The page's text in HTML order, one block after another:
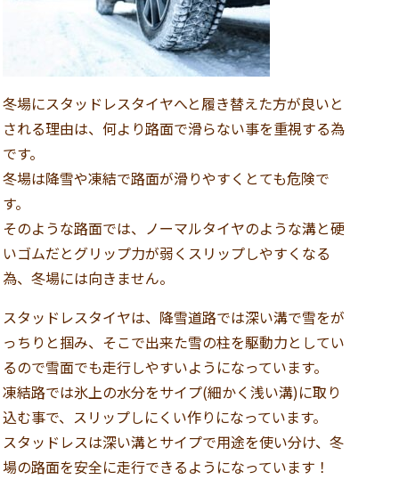
冬場にスタッドレスタイヤへと履き替えた方が良いと
される理由は、何より路面で滑らない事を重視する為
です。
冬場は降雪や凍結で路面が滑りやすくとても危険で
す。
そのような路面では、ノーマルタイヤのような溝と硬
いゴムだとグリップ力が弱くスリップしやすくなる
為、冬場には向きません。
スタッドレスタイヤは、降雪道路では深い溝で雪をが
っちりと掴み、そこで出来た雪の柱を駆動力としてい
るので雪面でも走行しやすいようになっています。
凍結路では氷上の水分をサイプ(細かく浅い溝)に取り
込む事で、スリップしにくい作りになっています。
スタッドレスは深い溝とサイプで用途を使い分け、冬
場の路面を安全に走行できるようになっています！